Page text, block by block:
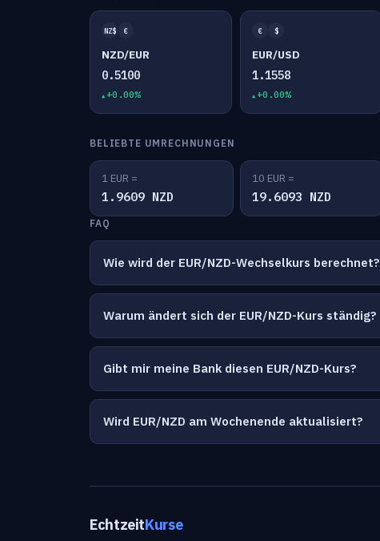
NZ$ €
NZD/EUR
0.5100
+0.00%
€ $
EUR/USD
1.1558
+0.00%
BELIEBTE UMRECHNUNGEN
1 EUR =
1.9609 NZD
10 EUR =
19.6093 NZD
FAQ
Wie wird der EUR/NZD-Wechselkurs berechnet?
Warum ändert sich der EUR/NZD-Kurs ständig?
Gibt mir meine Bank diesen EUR/NZD-Kurs?
Wird EUR/NZD am Wochenende aktualisiert?
EchtzeitKurse